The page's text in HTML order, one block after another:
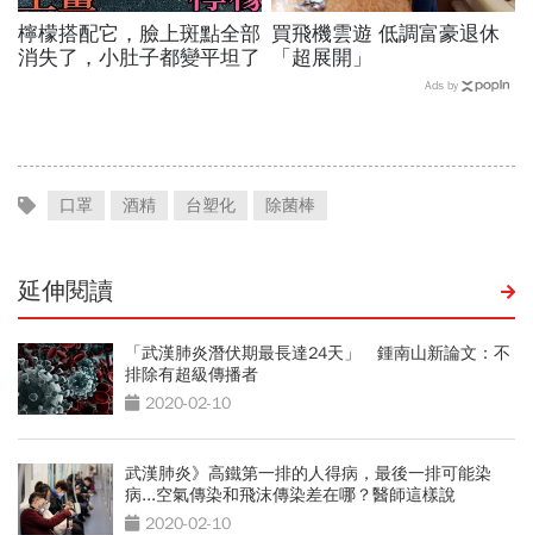
檸檬搭配它，臉上斑點全部
消失了，小肚子都變平坦了
買飛機雲遊 低調富豪退休
「超展開」
Ads by
口罩 酒精 台塑化 除菌棒
延伸閱讀
「武漢肺炎潛伏期最長達24天」 鍾南山新論文：不
排除有超級傳播者
2020-02-10
武漢肺炎》高鐵第一排的人得病，最後一排可能染
病...空氣傳染和飛沫傳染差在哪？醫師這樣說
2020-02-10